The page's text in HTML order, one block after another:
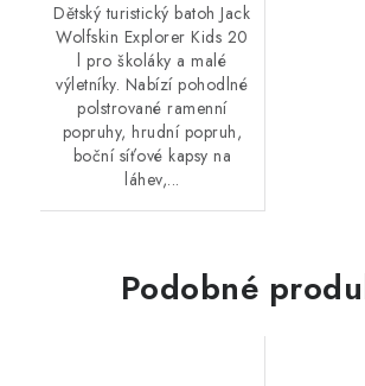
Dětský turistický batoh Jack
Wolfskin Explorer Kids 20
l pro školáky a malé
výletníky. Nabízí pohodlné
polstrované ramenní
popruhy, hrudní popruh,
boční síťové kapsy na
láhev,...
Podobné